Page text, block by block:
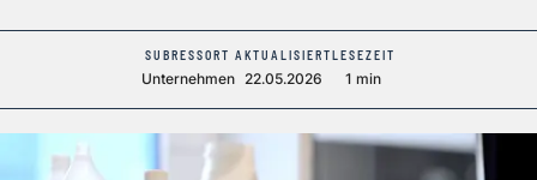
SUBRESSORT
Unternehmen
AKTUALISIERT
22.05.2026
LESEZEIT
1 min